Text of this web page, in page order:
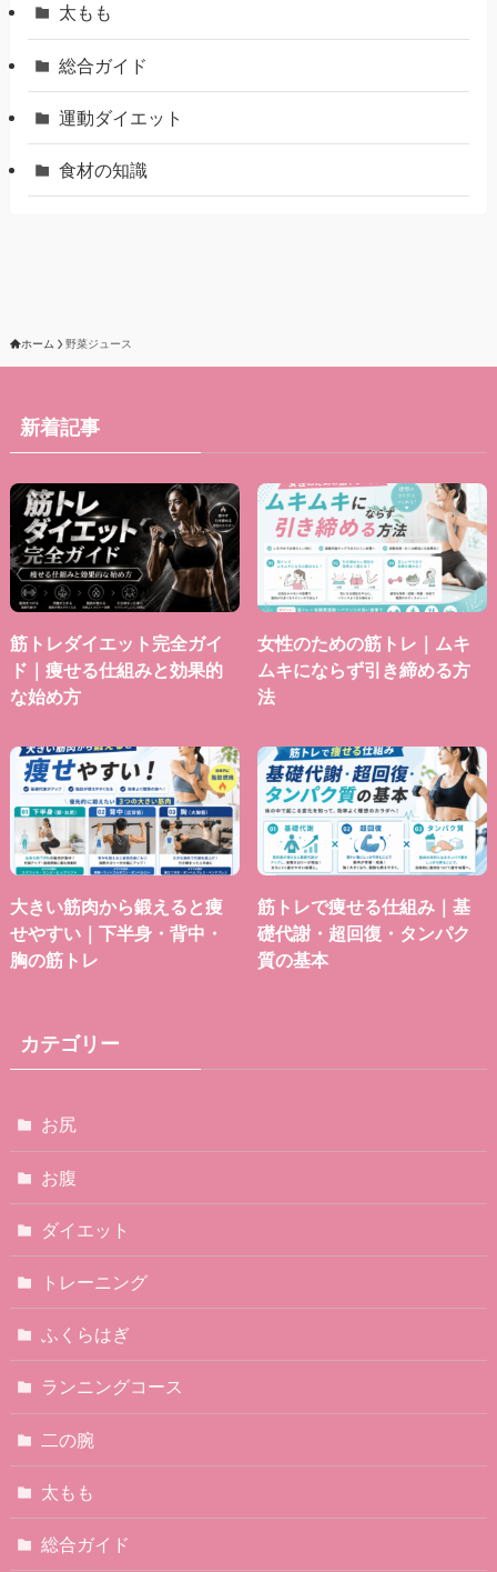
太もも
総合ガイド
運動ダイエット
食材の知識
ホーム 野菜ジュース
新着記事
筋トレダイエット完全ガイ
ド｜痩せる仕組みと効果的
な始め方
女性のための筋トレ｜ムキ
ムキにならず引き締める方
法
大きい筋肉から鍛えると痩
せやすい｜下半身・背中・
胸の筋トレ
筋トレで痩せる仕組み｜基
礎代謝・超回復・タンパク
質の基本
カテゴリー
お尻
お腹
ダイエット
トレーニング
ふくらはぎ
ランニングコース
二の腕
太もも
総合ガイド